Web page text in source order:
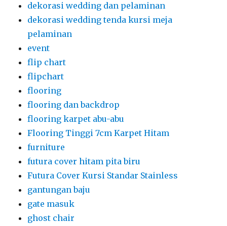
dekorasi wedding dan pelaminan
dekorasi wedding tenda kursi meja
pelaminan
event
flip chart
flipchart
flooring
flooring dan backdrop
flooring karpet abu-abu
Flooring Tinggi 7cm Karpet Hitam
furniture
futura cover hitam pita biru
Futura Cover Kursi Standar Stainless
gantungan baju
gate masuk
ghost chair